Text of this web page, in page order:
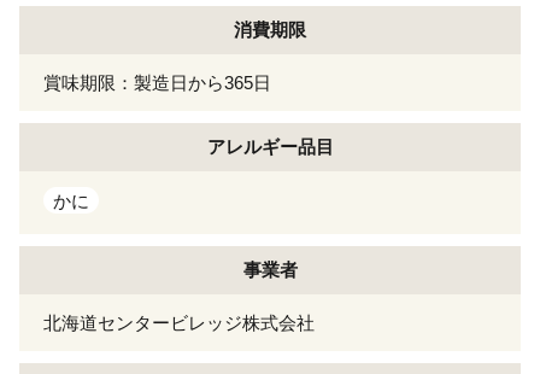
消費期限
賞味期限：製造日から365日
アレルギー品目
かに
事業者
北海道センタービレッジ株式会社